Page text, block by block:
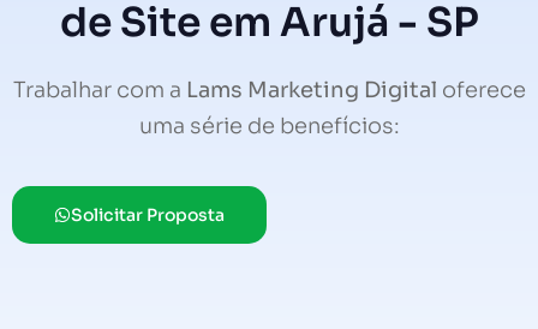
de Site em Arujá - SP
Trabalhar com a Lams Marketing Digital oferece
uma série de benefícios:
Solicitar Proposta